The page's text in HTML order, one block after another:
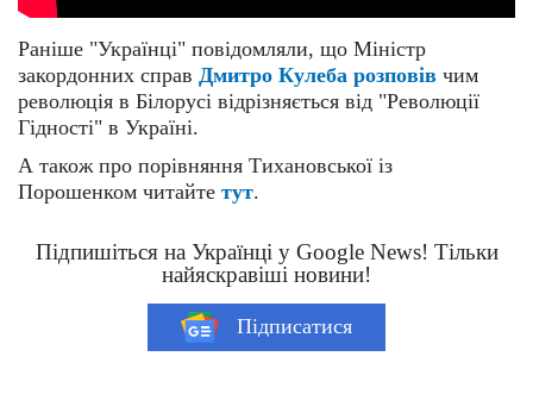
Раніше "Українці" повідомляли, що Міністр
закордонних справ Дмитро Кулеба розповів чим
революція в Білорусі відрізняється від "Революції
Гідності" в Україні.
А також про порівняння Тихановської із
Порошенком читайте тут.
Підпишіться на Українці у Google News! Тільки
найяскравіші новини!
Підписатися